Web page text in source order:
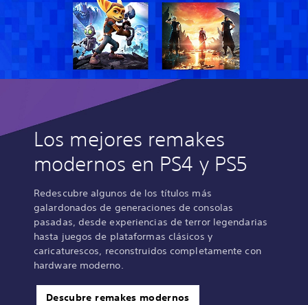
Los mejores remakes
modernos en PS4 y PS5
Redescubre algunos de los títulos más
galardonados de generaciones de consolas
pasadas, desde experiencias de terror legendarias
hasta juegos de plataformas clásicos y
caricaturescos, reconstruidos completamente con
hardware moderno.
Descubre remakes modernos